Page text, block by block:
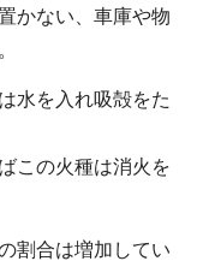
ない、車庫や物
水を入れ吸殻をた
の火種は消火を
割合は増加してい